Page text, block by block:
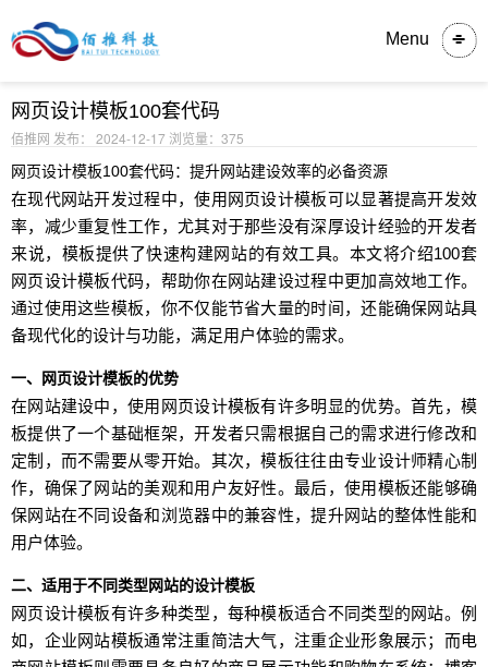
Menu
网页设计模板100套代码
佰推网 发布： 2024-12-17 浏览量：375
网页设计模板100套代码：提升网站建设效率的必备资源
在现代网站开发过程中，使用网页设计模板可以显著提高开发效
率，减少重复性工作，尤其对于那些没有深厚设计经验的开发者
来说，模板提供了快速构建网站的有效工具。本文将介绍100套
网页设计模板代码，帮助你在网站建设过程中更加高效地工作。
通过使用这些模板，你不仅能节省大量的时间，还能确保网站具
备现代化的设计与功能，满足用户体验的需求。
一、网页设计模板的优势
在网站建设中，使用网页设计模板有许多明显的优势。首先，模
板提供了一个基础框架，开发者只需根据自己的需求进行修改和
定制，而不需要从零开始。其次，模板往往由专业设计师精心制
作，确保了网站的美观和用户友好性。最后，使用模板还能够确
保网站在不同设备和浏览器中的兼容性，提升网站的整体性能和
用户体验。
二、适用于不同类型网站的设计模板
网页设计模板有许多种类型，每种模板适合不同类型的网站。例
如，企业网站模板通常注重简洁大气，注重企业形象展示；而电